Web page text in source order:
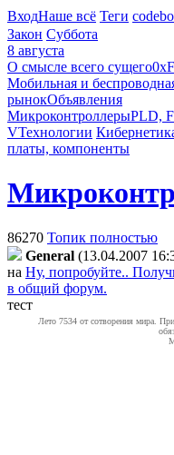
ВходНаше всё Теги
Закон Суббота
8 августа
О смысле всего сущего
Мобильная и
рынокОбъявления
МикроконтроллерыPLD,
VТехнологии
платы, компоненты
86270 Топик полностью
General (13.04.2007
на Ну, попробуйте..
в общий форум.
тест
Лето 7534 от сотворения мира.